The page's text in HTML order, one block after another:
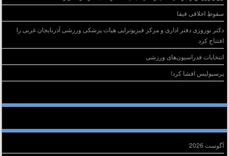
سقوطِ اخلاقی فیفا
دکتر نوروزی دفتر اداری و مرکز فیزیوتراپی هیات پزشکی ورزشی آذربایجان غربی را
افتتاح کرد
انتخابات فدراسیون‌های ورزشی
پرسپولیس افشا کرد!
آگوست 2026